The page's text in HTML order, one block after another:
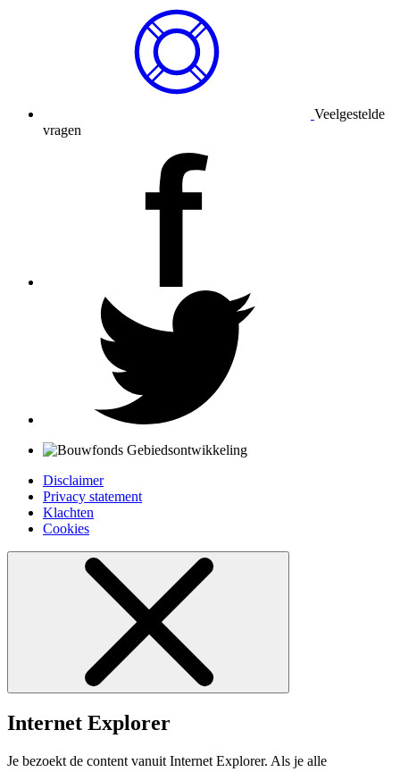
Veelgestelde
vragen
Disclaimer
Privacy statement
Klachten
Cookies
Internet Explorer
Je bezoekt de content vanuit Internet Explorer. Als je alle